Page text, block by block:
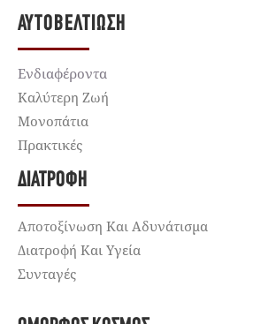
ΑΥΤΟΒΕΛΤΊΩΣΗ
Ενδιαφέροντα
Καλύτερη Ζωή
Μονοπάτια
Πρακτικές
ΔΙΑΤΡΟΦΉ
Αποτοξίνωση Και Αδυνάτισμα
Διατροφή Και Υγεία
Συνταγές